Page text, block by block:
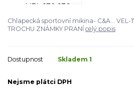
Chlapecká sportovní mikina- C&A... VEL-
TROCHU ZNÁMKY PRANÍ celý popis
Dostupnost Skladem 1
Nejsme plátci DPH